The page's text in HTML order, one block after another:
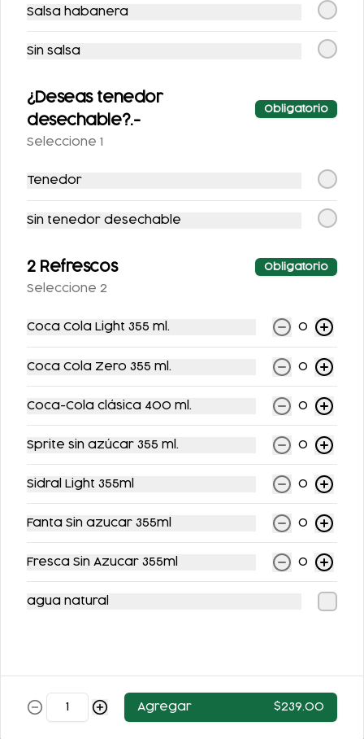
355 ML.
$25.00
Postres
FLAN NAPOLITANO
Salsa habanera
Sin salsa
¿Deseas tenedor
desechable?.-
Obligatorio
Seleccione 1
Tenedor
Sin tenedor desechable
2 Refrescos Obligatorio
Seleccione 2
Coca Cola Light 355 ml. 0
Coca Cola Zero 355 ml. 0
Coca-Cola clásica 400 ml. 0
Sprite sin azúcar 355 ml. 0
Sidral Light 355ml 0
Fanta Sin azucar 355ml 0
Fresca Sin Azucar 355ml 0
agua natural
Agregar $239.00